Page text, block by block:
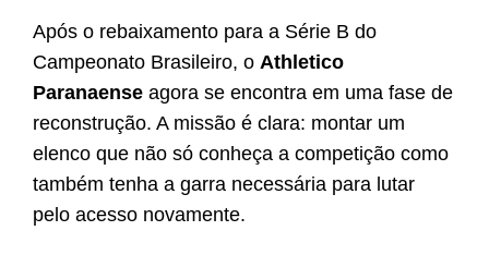
Após o rebaixamento para a Série B do
Campeonato Brasileiro, o Athletico
Paranaense agora se encontra em uma fase de
reconstrução. A missão é clara: montar um
elenco que não só conheça a competição como
também tenha a garra necessária para lutar
pelo acesso novamente.